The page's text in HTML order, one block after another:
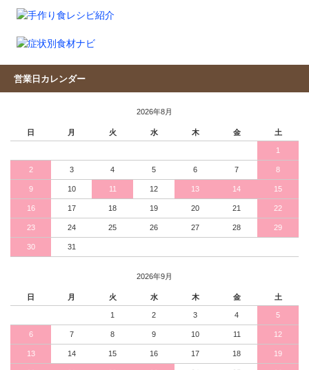
営業日カレンダー
2026年8月
日 月 火 水 木 金 土
1
2 3 4 5 6 7 8
9 10 11 12 13 14 15
16 17 18 19 20 21 22
23 24 25 26 27 28 29
30 31
2026年9月
日 月 火 水 木 金 土
1 2 3 4 5
6 7 8 9 10 11 12
13 14 15 16 17 18 19